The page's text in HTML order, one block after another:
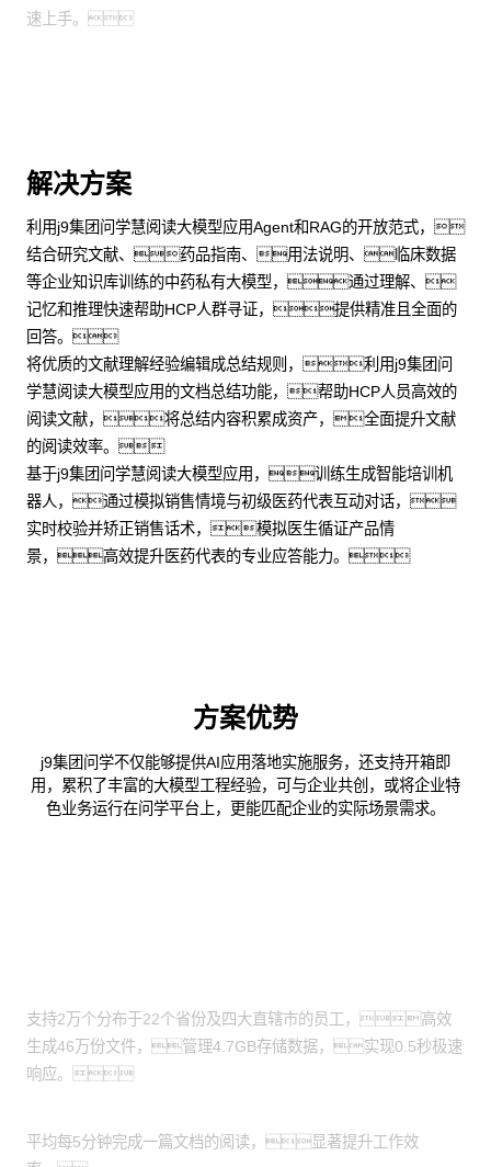
速上手。
解决方案
利用j9集团问学慧阅读大模型应用Agent和RAG的开放范式，
结合研究文献、药品指南、用法说明、临床数据
等企业知识库训练的中药私有大模型，通过理解、
记忆和推理快速帮助HCP人群寻证，提供精准且全面的
回答。
将优质的文献理解经验编辑成总结规则，利用j9集团问
学慧阅读大模型应用的文档总结功能，帮助HCP人员高效的
阅读文献，将总结内容积累成资产，全面提升文献
的阅读效率。
基于j9集团问学慧阅读大模型应用，训练生成智能培训机
器人，通过模拟销售情境与初级医药代表互动对话，
实时校验并矫正销售话术，模拟医生循证产品情
景，高效提升医药代表的专业应答能力。
方案优势
j9集团问学不仅能够提供AI应用落地实施服务，还支持开箱即
用，累积了丰富的大模型工程经验，可与企业共创，或将企业特
色业务运行在问学平台上，更能匹配企业的实际场景需求。
支持2万个分布于22个省份及四大直辖市的员工，高效
生成46万份文件，管理4.7GB存储数据，实现0.5秒极速
响应。
平均每5分钟完成一篇文档的阅读，显著提升工作效